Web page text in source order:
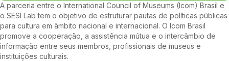
A parceria entre o International Council of Museums (Icom) Brasil e
o SESI Lab tem o objetivo de estruturar pautas de políticas públicas
para cultura em âmbito nacional e internacional. O Icom Brasil
promove a cooperação, a assistência mútua e o intercâmbio de
informação entre seus membros, profissionais de museus e
instituições culturais.